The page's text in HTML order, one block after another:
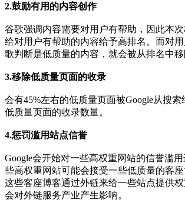
2.鼓励有用的内容创作
谷歌强调内容需要对用户有帮助，因此本
给对用户有帮助的内容给予高排名。而对
歌判断是低质量的内容，就会被从排名中移
3.移除低质量页面的收录
会有45%左右的低质量页面被Google从搜
低质量页面的收录数量。
4.惩罚滥用站点信誉
Google会开始对一些高权重网站的信誉滥
些高权重网站可能会接受一些低质量的客座
这些客座博客通过外链来给一些站点提供
会对外链服务产业产生影响。